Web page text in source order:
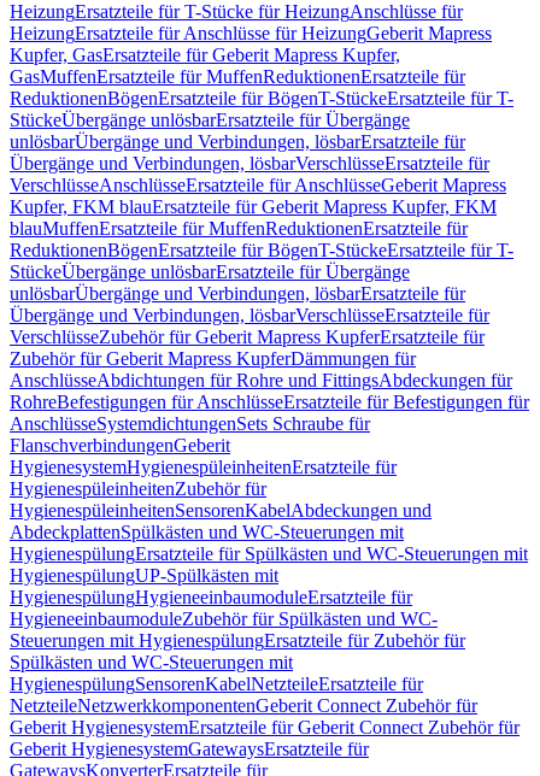
HeizungErsatzteile für T-Stücke für HeizungAnschlüsse für
HeizungErsatzteile für Anschlüsse für HeizungGeberit Mapress
Kupfer, GasErsatzteile für Geberit Mapress Kupfer,
GasMuffenErsatzteile für MuffenReduktionenErsatzteile für
ReduktionenBögenErsatzteile für BögenT-StückeErsatzteile für T-
StückeÜbergänge unlösbarErsatzteile für Übergänge
unlösbarÜbergänge und Verbindungen, lösbarErsatzteile für
Übergänge und Verbindungen, lösbarVerschlüsseErsatzteile für
VerschlüsseAnschlüsseErsatzteile für AnschlüsseGeberit Mapress
Kupfer, FKM blauErsatzteile für Geberit Mapress Kupfer, FKM
blauMuffenErsatzteile für MuffenReduktionenErsatzteile für
ReduktionenBögenErsatzteile für BögenT-StückeErsatzteile für T-
StückeÜbergänge unlösbarErsatzteile für Übergänge
unlösbarÜbergänge und Verbindungen, lösbarErsatzteile für
Übergänge und Verbindungen, lösbarVerschlüsseErsatzteile für
VerschlüsseZubehör für Geberit Mapress KupferErsatzteile für
Zubehör für Geberit Mapress KupferDämmungen für
AnschlüsseAbdichtungen für Rohre und FittingsAbdeckungen für
RohreBefestigungen für AnschlüsseErsatzteile für Befestigungen für
AnschlüsseSystemdichtungenSets Schraube für
FlanschverbindungenGeberit
HygienesystemHygienespüleinheitenErsatzteile für
HygienespüleinheitenZubehör für
HygienespüleinheitenSensorenKabelAbdeckungen und
AbdeckplattenSpülkästen und WC-Steuerungen mit
HygienespülungErsatzteile für Spülkästen und WC-Steuerungen mit
HygienespülungUP-Spülkästen mit
HygienespülungHygieneeinbaumoduleErsatzteile für
HygieneeinbaumoduleZubehör für Spülkästen und WC-
Steuerungen mit HygienespülungErsatzteile für Zubehör für
Spülkästen und WC-Steuerungen mit
HygienespülungSensorenKabelNetzteileErsatzteile für
NetzteileNetzwerkkomponentenGeberit Connect Zubehör für
Geberit HygienesystemErsatzteile für Geberit Connect Zubehör für
Geberit HygienesystemGatewaysErsatzteile für
GatewaysKonverterErsatzteile für